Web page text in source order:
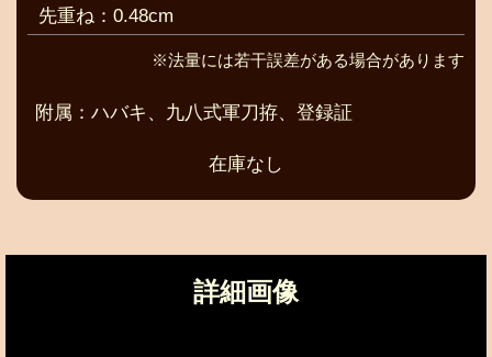
先重ね：0.48cm
※法量には若干誤差がある場合があります
附属：ハバキ、九八式軍刀拵、登録証
在庫なし
詳細画像